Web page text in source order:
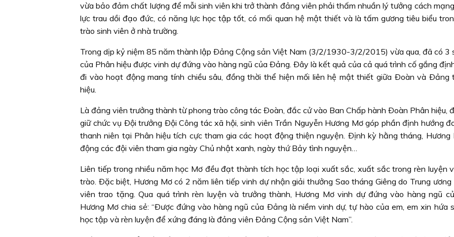
vừa bảo đảm chất lượng để mỗi sinh viên khi trở thành đảng viên phải thấm nhuần lý tưởng cách
lực trau dồi đạo đức, có năng lực học tập tốt, có mối quan hệ mật thiết và là tấm gương tiêu biểu
trào sinh viên ở nhà trường.
Trong dịp kỷ niệm 85 năm thành lập Ðảng Cộng sản Việt Nam (3/2/1930-3/2/2015) vừa qua, đã có 3
của Phân hiệu được vinh dự đứng vào hàng ngũ của Ðảng. Ðây là kết quả của cả quá trình cố gắng
đi vào hoạt động mang tính chiều sâu, đồng thời thể hiện mối liên hệ mật thiết giữa Ðoàn và Ðảng
hiệu.
Là đảng viên trưởng thành từ phong trào công tác Ðoàn, đắc cử vào Ban Chấp hành Ðoàn Phân hiệu,
giữ chức vụ Ðội trưởng Ðội Công tác xã hội, sinh viên Trần Nguyễn Hương Mơ góp phần định hướng
thanh niên tại Phân hiệu tích cực tham gia các hoạt động thiện nguyện. Ðịnh kỳ hằng tháng, Hương
động các đội viên tham gia ngày Chủ nhật xanh, ngày thứ Bảy tình nguyện…
Liên tiếp trong nhiều năm học Mơ đều đạt thành tích học tập loại xuất sắc, xuất sắc trong rèn luyện
trào. Ðặc biệt, Hương Mơ có 2 năm liên tiếp vinh dự nhận giải thưởng Sao tháng Giêng do Trung ương
viên trao tặng. Qua quá trình rèn luyện và trưởng thành, Hương Mơ vinh dự đứng vào hàng ngũ
Hương Mơ chia sẻ: “Ðược đứng vào hàng ngũ của Ðảng là niềm vinh dự, tự hào của em, em xin hứa
học tập và rèn luyện để xứng đáng là đảng viên Ðảng Cộng sản Việt Nam”.